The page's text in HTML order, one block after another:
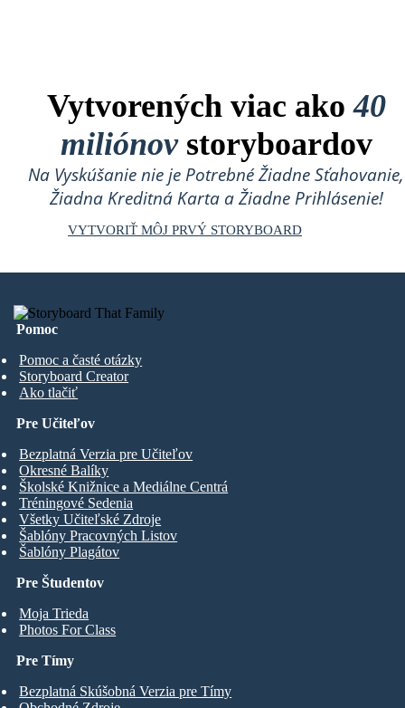
Vytvorených viac ako40
miliónovstoryboardov
Na Vyskúšanie nie je Potrebné Žiadne Sťahovanie,
Žiadna Kreditná Karta a Žiadne Prihlásenie!
VYTVORIŤ MÔJ PRVÝ STORYBOARD
Pomoc
Pomoc a časté otázky
Storyboard Creator
Ako tlačiť
Pre Študentov
Moja Trieda
Photos For Class
Pre Učiteľov
Bezplatná Verzia pre Učiteľov
Okresné Balíky
Školské Knižnice a Mediálne Centrá
Tréningové Sedenia
Všetky Učiteľské Zdroje
Šablóny Pracovných Listov
Šablóny Plagátov
Pre Tímy
Bezplatná Skúšobná Verzia pre Tímy